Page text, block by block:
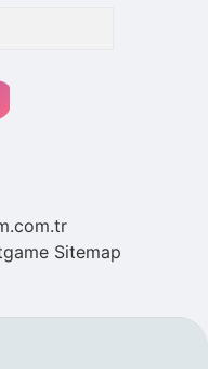
Sitemap